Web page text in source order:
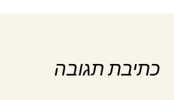
כתיבת תגובה